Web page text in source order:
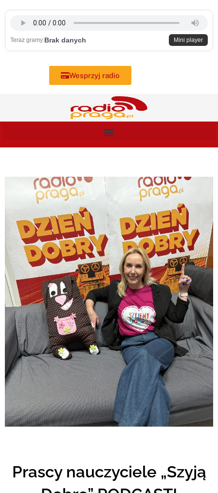
content
Teraz gramy:Brak danych Mini player
Wesprzyj radio
Prascy nauczyciele „Szyją